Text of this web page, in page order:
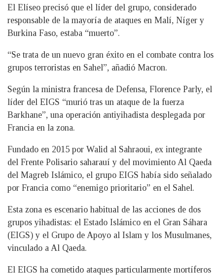
El Elíseo precisó que el líder del grupo, considerado
responsable de la mayoría de ataques en Malí, Níger y
Burkina Faso, estaba “muerto”.
“Se trata de un nuevo gran éxito en el combate contra los
grupos terroristas en Sahel”, añadió Macron.
Según la ministra francesa de Defensa, Florence Parly, el
líder del EIGS “murió tras un ataque de la fuerza
Barkhane”, una operación antiyihadista desplegada por
Francia en la zona.
Fundado en 2015 por Walid al Sahraoui, ex integrante
del Frente Polisario saharauí y del movimiento Al Qaeda
del Magreb Islámico, el grupo EIGS había sido señalado
por Francia como “enemigo prioritario” en el Sahel.
Esta zona es escenario habitual de las acciones de dos
grupos yihadistas: el Estado Islámico en el Gran Sáhara
(EIGS) y el Grupo de Apoyo al Islam y los Musulmanes,
vinculado a Al Qaeda.
El EIGS ha cometido ataques particularmente mortíferos